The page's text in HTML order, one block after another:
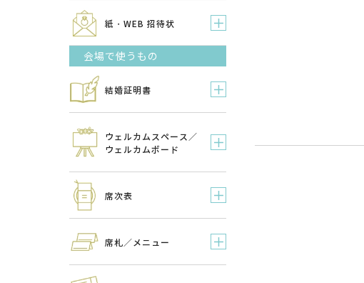
紙・WEB 招待状
会場で使うもの
結婚証明書
ウェルカムスペース／
ウェルカムボード
席次表
席札／メニュー